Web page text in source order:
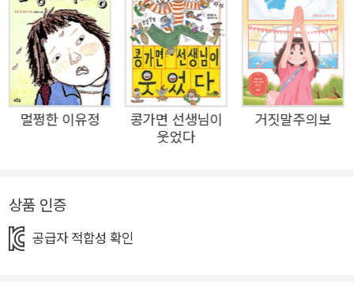
다니는 탓에 내가 나타나면 다들 금방 눈치채고 말아. 제일
좋아하는 운동은 피구이고, 취미는 글쓰기와 만화 그리기야.
가장 좋아하는 과목은 과학, 가장 어려워하는 과목은 음악이
야. 또... 동물을 좋아해서 수의사가 되고 싶어. 자, 지금까지
내 얘기를 듣고 네가 상상한 네 모습은 어떻니? 천방지축에,
시끌벅적하고, 온종일 뛰어다니는 그런 모습? 코에는 반창
다! 이걸 까먹을 뻔했다. 나는 휠체어를 타고 있어. 뇌성 마비
라는 장애를 가지고 있거든. 혹시 지금 이 얘기를 듣고 나를
상상하던 그림이 달라졌니? 특징이 더해질 때마다 네 상상
멀쩡한 이유정
콩가면 선생님이
웃었다
거짓말주의보
상품 인증
공급자 적합성 확인